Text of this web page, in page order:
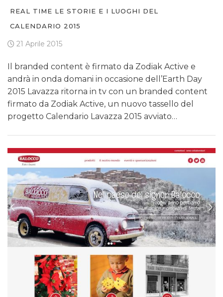
REAL TIME LE STORIE E I LUOGHI DEL
CALENDARIO 2015
21 Aprile 2015
Il branded content è firmato da Zodiak Active e
andrà in onda domani in occasione dell’Earth Day
2015 Lavazza ritorna in tv con un branded content
firmato da Zodiak Active, un nuovo tassello del
progetto Calendario Lavazza 2015 avviato…